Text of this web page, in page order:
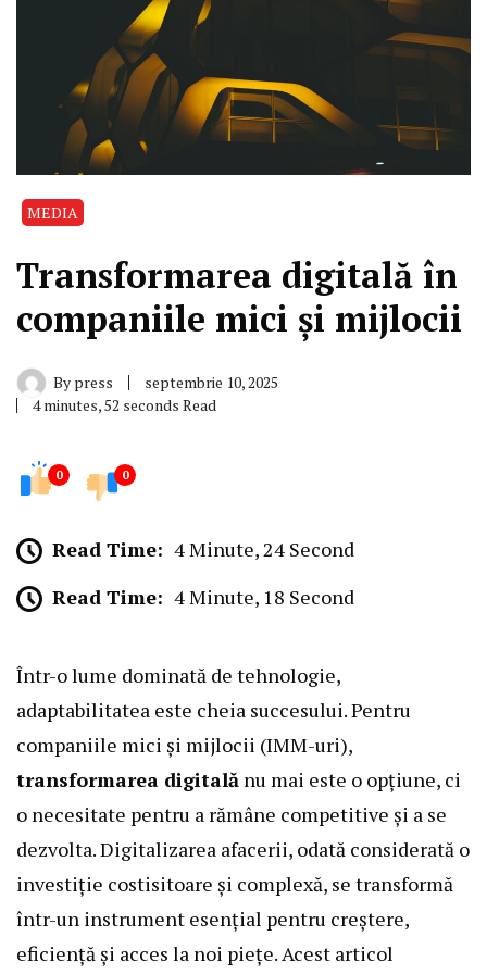
MEDIA
Transformarea digitală în
companiile mici și mijlocii
By press
septembrie 10, 2025
4 minutes, 52 seconds Read
0 0
Read Time: 4 Minute, 24 Second
Read Time: 4 Minute, 18 Second
Într-o lume dominată de tehnologie,
adaptabilitatea este cheia succesului. Pentru
companiile mici și mijlocii (IMM-uri),
transformarea digitală nu mai este o opțiune, ci
o necesitate pentru a rămâne competitive și a se
dezvolta. Digitalizarea afacerii, odată considerată o
investiție costisitoare și complexă, se transformă
într-un instrument esențial pentru creștere,
eficiență și acces la noi piețe. Acest articol